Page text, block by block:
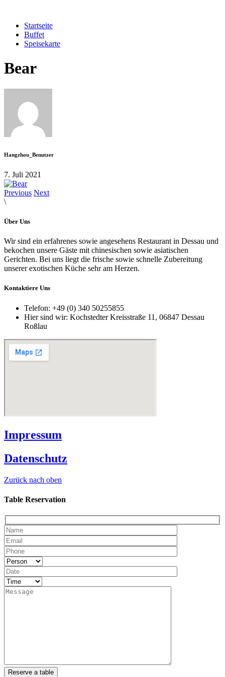
Startseite
Buffet
Speisekarte
Bear
Hangzhou_Benutzer
7. Juli 2021
Previous Next
\
Über Uns
Wir sind ein erfahrenes sowie angesehens Restaurant in Dessau und
bekochen unsere Gäste mit chinesischen sowie asiatischen
Gerichten. Bei uns liegt die frische sowie schnelle Zubereitung
unserer exotischen Küche sehr am Herzen.
Kontaktiere Uns
Telefon: +49 (0) 340 50255855
Hier sind wir: Kochstedter Kreisstraße 11, 06847 Dessau
Roßlau
Impressum
Datenschutz
Zurück nach oben
Table Reservation
Reserve a table